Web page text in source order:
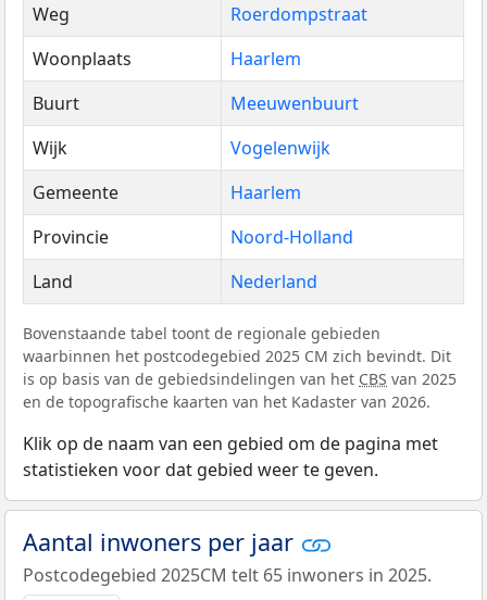
Weg
Roerdompstraat
Woonplaats
Haarlem
Buurt
Meeuwenbuurt
Wijk
Vogelenwijk
Gemeente
Haarlem
Provincie
Noord-Holland
Land
Nederland
Bovenstaande tabel toont de regionale gebieden
waarbinnen het postcodegebied 2025 CM zich bevindt. Dit
is op basis van de gebiedsindelingen van het CBS van 2025
en de topografische kaarten van het Kadaster van 2026.
Klik op de naam van een gebied om de pagina met
statistieken voor dat gebied weer te geven.
Aantal inwoners per jaar
Postcodegebied 2025CM telt 65 inwoners in 2025.